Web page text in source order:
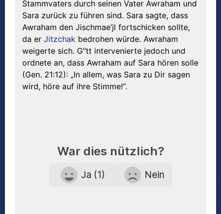
Stammvaters durch seinen Vater Awraham und
Sara zurück zu führen sind. Sara sagte, dass
Awraham den Jischmae’jl fortschicken sollte,
da er Jitzchak bedrohen würde. Awraham
weigerte sich. G“tt intervenierte jedoch und
ordnete an, dass Awraham auf Sara hören solle
(Gen. 21:12): „In allem, was Sara zu Dir sagen
wird, höre auf ihre Stimme!“.
War dies nützlich?
Ja (1) Nein